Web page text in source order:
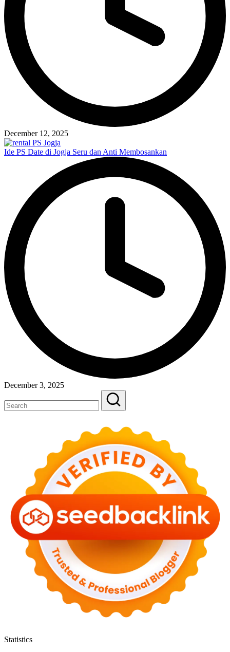
December 12, 2025
Ide PS Date di Jogja Seru dan Anti Membosankan
December 3, 2025
Statistics